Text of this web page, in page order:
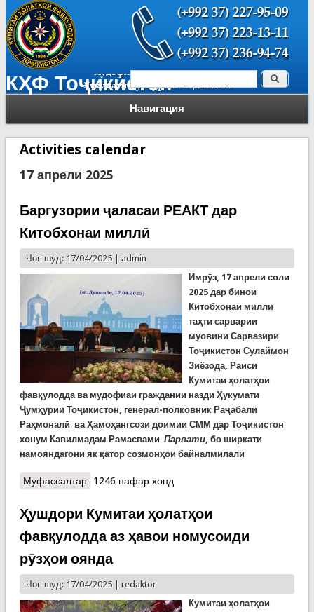
КҲФ Тоҷикистон
Навигация
Форма поиска Поиск
Activities calendar
17 апрели 2025
Баргузории ҷаласаи РЕАКТ дар
Китобхонаи миллӣ
Чоп шуд: 17/04/2025 | admin
Имрӯз, 17 апрели соли
2025 дар бинои
Китобхонаи миллӣ
таҳти сарварии
муовини Сарвазири
Тоҷикистон Сулаймон
Зиёзода, Раиси
Кумитаи ҳолатҳои
фавқулодда ва мудофиаи граждании назди Ҳукумати
Ҷумҳурии Тоҷикистон, генерал-полковник Раҷабалӣ
Раҳмоналӣ ва Ҳамоҳангсози доимии СММ дар Тоҷикистон
хонум Кавилмадам Рамасвами Парвати, бо ширкати
намояндагони як қатор созмонҳои байналмилалӣ
Муфассалтаро Баргузории ҷаласаи РЕАКТ дар Китобхонаи
1246 нафар хонд
Ҳушдори Кумитаи ҳолатҳои
фавқулодда аз ҳавои номусоиди
рӯзҳои оянда
Чоп шуд: 17/04/2025 | redaktor
Кумитаи ҳолатҳои